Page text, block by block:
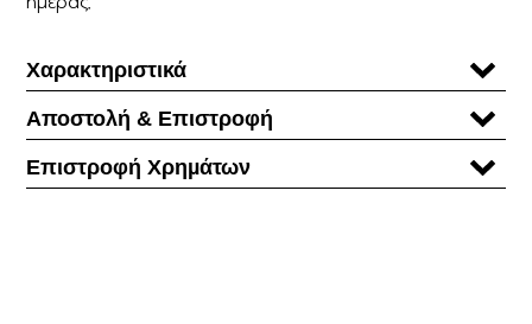
Χαρακτηριστικά
Αποστολή & Επιστροφή
Επιστροφή Χρηµάτων